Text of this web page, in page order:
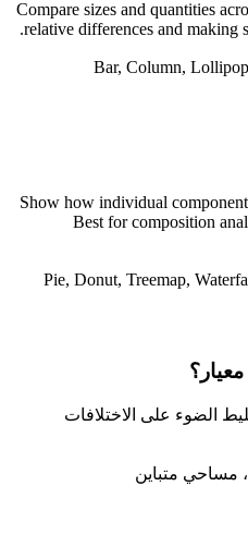
Compare sizes and quantities
relative differences and making
Bar, Column,
Show how individual
Best for composition
Pie, Donut, Treemap,
الضوء على الاختلافات
مساحي متباين